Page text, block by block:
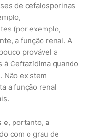
de cefalosporinas
(por exemplo,
a função renal. A
provável a
à Ceftazidima quando
Não existem
a função renal
e, portanto, a
com o grau de